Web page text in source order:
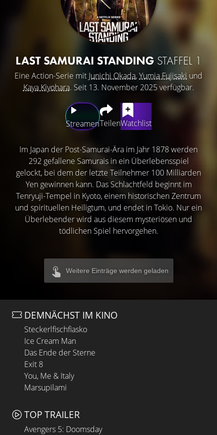
LAST SAMURAI STANDING STAFFEL 1
Eine Action-Serie mit Junichi Okada,Yumia Fujisaki und
Kaya Kiyohara. Seit 13. November 2025 verfügbar.
StreamenTeilenWatchlist
Im Japan der Post-Samurai-Ära im Jahr 1878 werden
292 gefallene Samurais in ein Überlebensspiel
gelockt, bei dem der letzte Teilnehmer 100 Milliarden
Yen gewinnen kann. Das Schlachtfeld beginnt im
Tenryuji-Tempel in Kyoto, einem historischen Zentrum
und spirituellen Heiligtum, und endet in Tokio. Nur ein
Überlebender wird aus diesem mysteriösen und
tödlichen Spiel hervorgehen.
Weitere Einträge werden geladen
DEMNÄCHST IM KINO
Steckerlfischfiasko
Ice Cream Man
Das Ende der Sterne
Exit 8
You, Me & Italy
Marsupilami
TOP TRAILER
Avengers 5: Doomsday